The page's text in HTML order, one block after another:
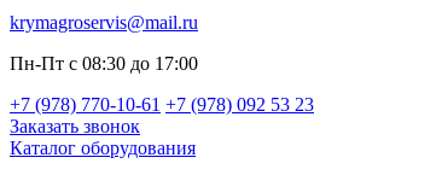
krymagroservis@mail.ru
Пн-Пт с 08:30 до 17:00
+7 (978) 770-10-61 +7 (978) 092 53 23
Заказать звонок
Каталог оборудования